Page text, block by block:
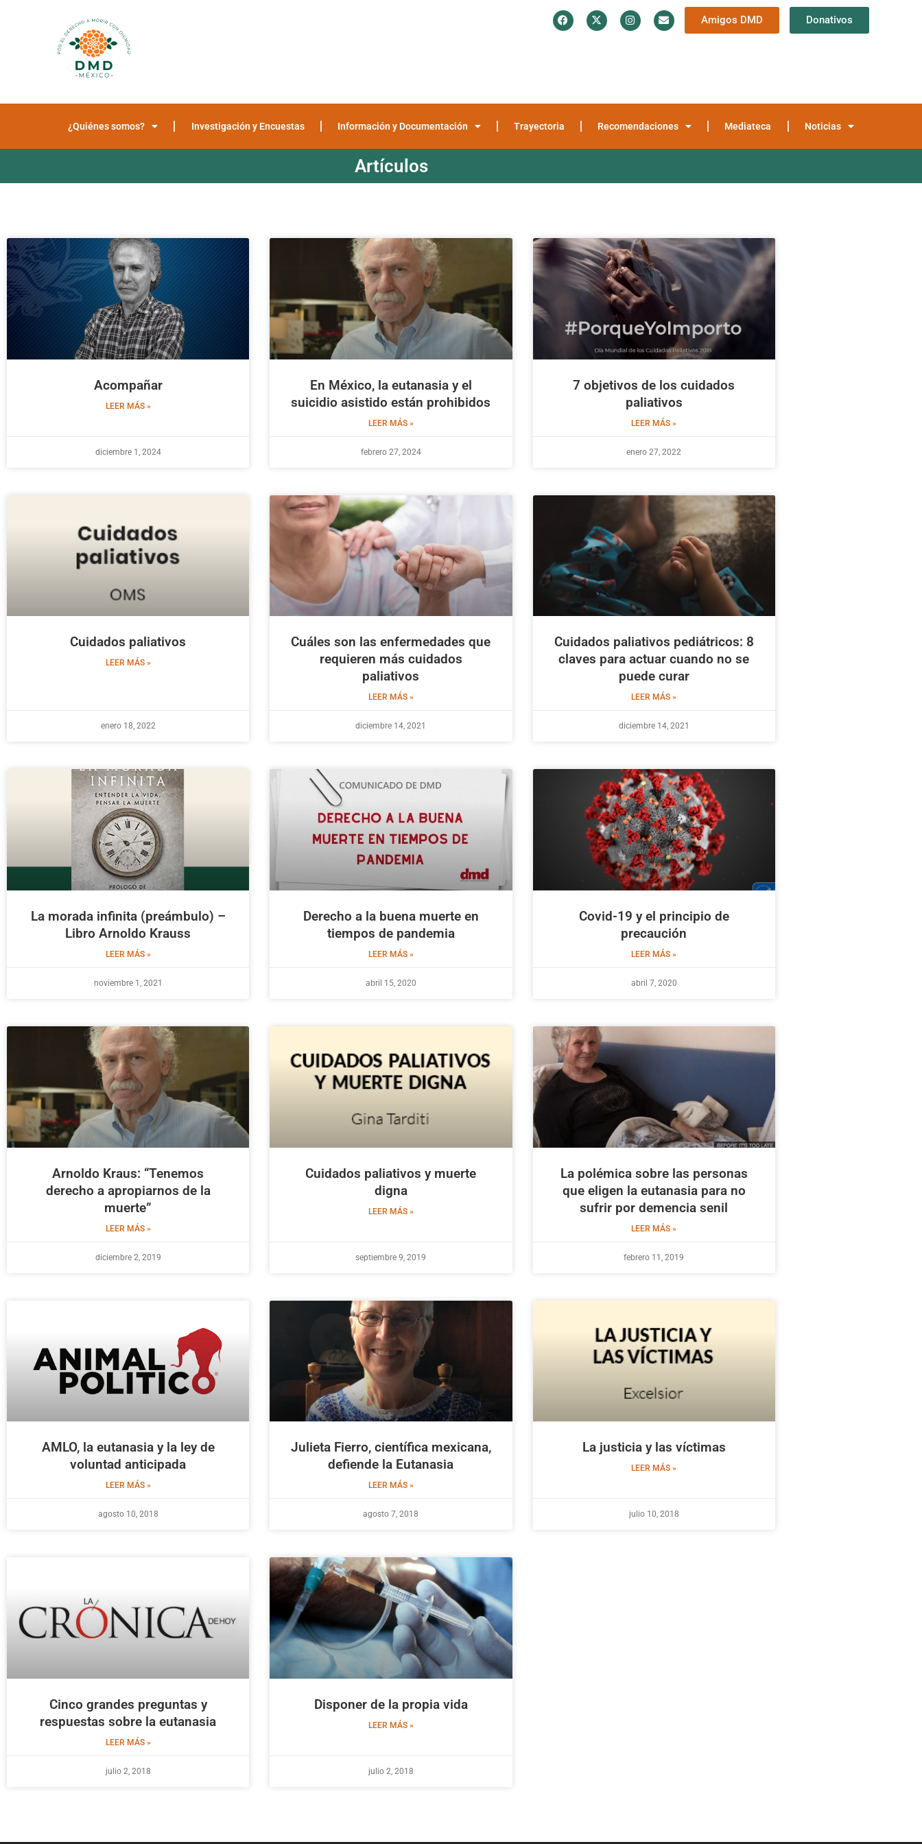
Amigos DMD Donativos
¿Quiénes somos? Investigación y Encuestas Información y Documentación Trayectoria Recomendaciones Mediateca Noticias
Artículos
Acompañar
LEER MÁS »
diciembre 1, 2024
En México, la eutanasia y el
suicidio asistido están prohibidos
LEER MÁS »
febrero 27, 2024
7 objetivos de los cuidados
paliativos
LEER MÁS »
enero 27, 2022
Cuidados paliativos
LEER MÁS »
enero 18, 2022
Cuáles son las enfermedades que
requieren más cuidados
paliativos
LEER MÁS »
diciembre 14, 2021
Cuidados paliativos pediátricos: 8
claves para actuar cuando no se
puede curar
LEER MÁS »
diciembre 14, 2021
La morada infinita (preámbulo) –
Libro Arnoldo Krauss
LEER MÁS »
noviembre 1, 2021
Derecho a la buena muerte en
tiempos de pandemia
LEER MÁS »
abril 15, 2020
Covid-19 y el principio de
precaución
LEER MÁS »
abril 7, 2020
Arnoldo Kraus: “Tenemos
derecho a apropiarnos de la
muerte”
LEER MÁS »
diciembre 2, 2019
Cuidados paliativos y muerte
digna
LEER MÁS »
septiembre 9, 2019
La polémica sobre las personas
que eligen la eutanasia para no
sufrir por demencia senil
LEER MÁS »
febrero 11, 2019
AMLO, la eutanasia y la ley de
voluntad anticipada
LEER MÁS »
agosto 10, 2018
Julieta Fierro, científica mexicana,
defiende la Eutanasia
LEER MÁS »
agosto 7, 2018
La justicia y las víctimas
LEER MÁS »
julio 10, 2018
Cinco grandes preguntas y
respuestas sobre la eutanasia
LEER MÁS »
julio 2, 2018
Disponer de la propia vida
LEER MÁS »
julio 2, 2018